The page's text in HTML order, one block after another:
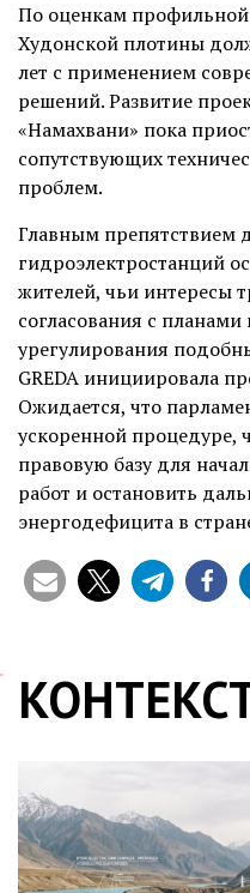
По оценкам профильной
Худонской плотины
лет с применением
решений. Развитие
«Намахвани» пока
сопутствующих
проблем.
Главным препятствием
гидроэлектростанций
жителей, чьи интересы
согласования с планами
урегулирования
GREDA инициировала
Ожидается, что
ускоренной процедуре,
правовую базу для
работ и остановить
энергодефицита в